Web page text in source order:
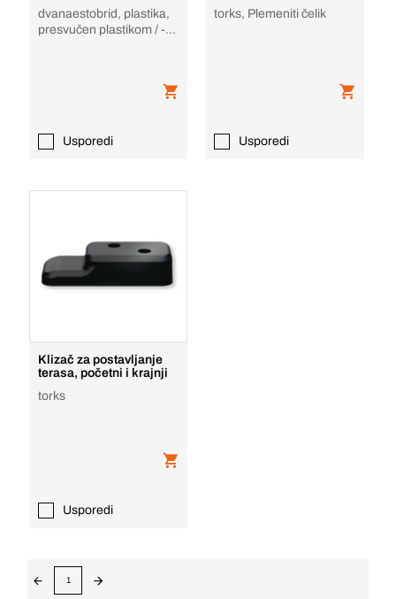
dvanaestobrid, plastika,
presvučen plastikom / -
Usporedi
torks, Plemeniti čelik
Usporedi
Klizač za postavljanje
terasa, početni i krajnji
torks
Usporedi
1